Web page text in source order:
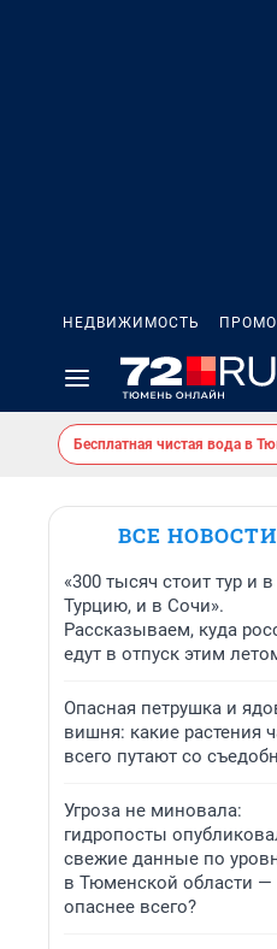
НЕДВИЖИМОСТЬ
Бесплатная чистая вода в
ВСЕ НОВОСТИ
«300 тысяч стоит тур и в
Турцию, и в Сочи».
Рассказываем, куда
едут в отпуск этим
Опасная петрушка и
вишня: какие растения
всего путают со
Угроза не миновала:
гидропосты
свежие данные по
в Тюменской области —
опаснее всего?